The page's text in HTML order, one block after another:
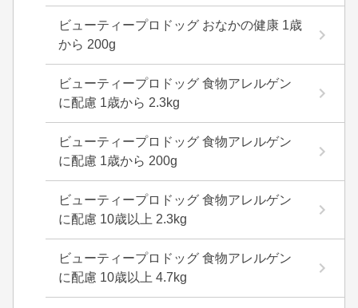
ビューティープロドッグ おなかの健康 1歳
から 200g
ビューティープロドッグ 食物アレルゲン
に配慮 1歳から 2.3kg
ビューティープロドッグ 食物アレルゲン
に配慮 1歳から 200g
ビューティープロドッグ 食物アレルゲン
に配慮 10歳以上 2.3kg
ビューティープロドッグ 食物アレルゲン
に配慮 10歳以上 4.7kg